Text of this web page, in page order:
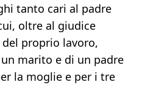
tanto cari al padre
oltre al giudice
proprio lavoro,
marito e di un padre
la moglie e per i tre